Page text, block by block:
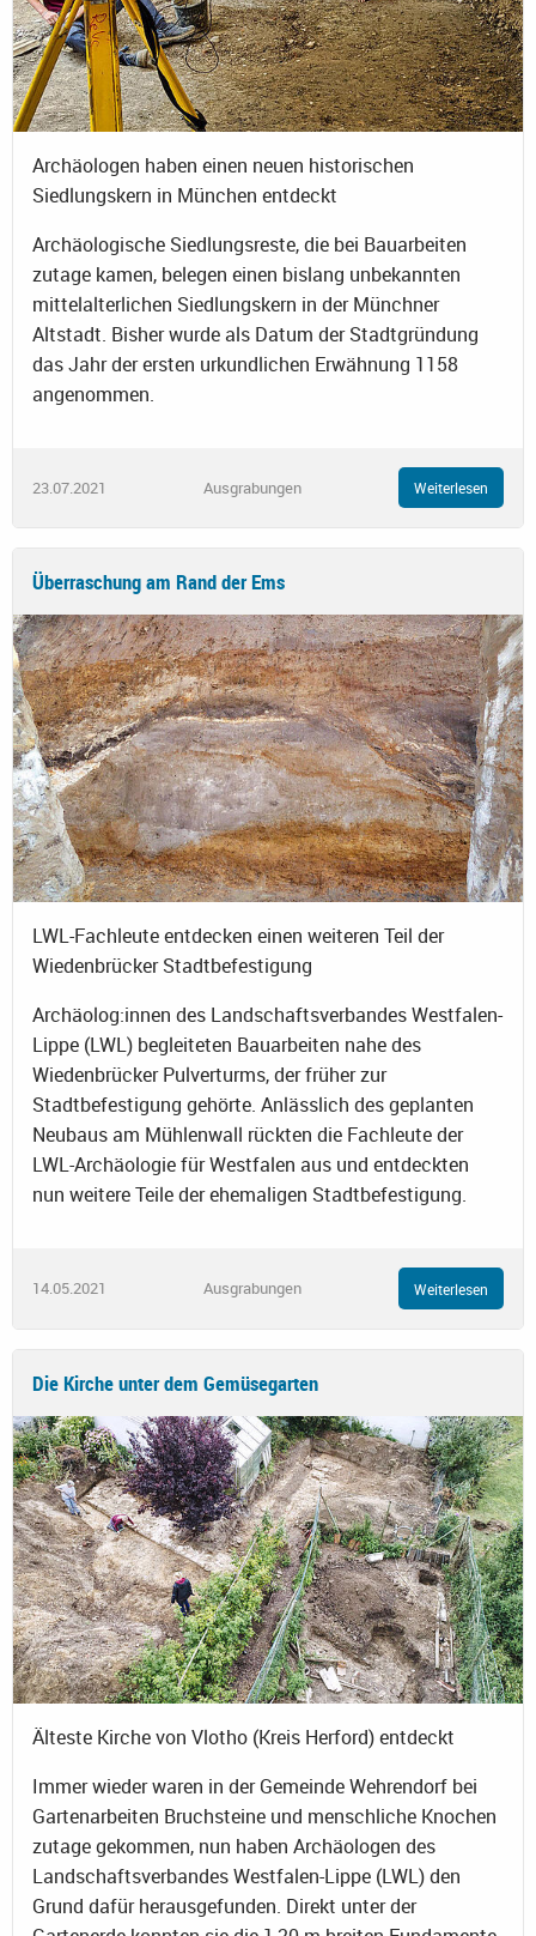
Archäologen haben einen neuen historischen
Siedlungskern in München entdeckt
Archäologische Siedlungsreste, die bei Bauarbeiten
zutage kamen, belegen einen bislang unbekannten
mittelalterlichen Siedlungskern in der Münchner
Altstadt. Bisher wurde als Datum der Stadtgründung
das Jahr der ersten urkundlichen Erwähnung 1158
angenommen.
23.07.2021 Ausgrabungen Weiterlesen
Überraschung am Rand der Ems
LWL-Fachleute entdecken einen weiteren Teil der
Wiedenbrücker Stadtbefestigung
Archäolog:innen des Landschaftsverbandes Westfalen-
Lippe (LWL) begleiteten Bauarbeiten nahe des
Wiedenbrücker Pulverturms, der früher zur
Stadtbefestigung gehörte. Anlässlich des geplanten
Neubaus am Mühlenwall rückten die Fachleute der
LWL-Archäologie für Westfalen aus und entdeckten
nun weitere Teile der ehemaligen Stadtbefestigung.
14.05.2021 Ausgrabungen Weiterlesen
Die Kirche unter dem Gemüsegarten
Älteste Kirche von Vlotho (Kreis Herford) entdeckt
Immer wieder waren in der Gemeinde Wehrendorf bei
Gartenarbeiten Bruchsteine und menschliche Knochen
zutage gekommen, nun haben Archäologen des
Landschaftsverbandes Westfalen-Lippe (LWL) den
Grund dafür herausgefunden. Direkt unter der